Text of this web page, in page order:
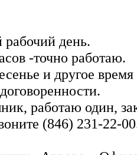
день.
-точно работаю.
и другое
работаю один,
(846) 231-22-